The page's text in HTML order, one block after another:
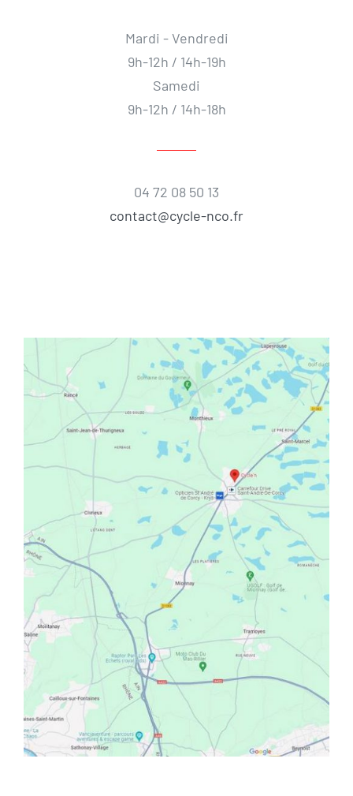
Mardi - Vendredi
9h-12h / 14h-19h
Samedi
9h-12h / 14h-18h
04 72 08 50 13
contact@cycle-nco.fr